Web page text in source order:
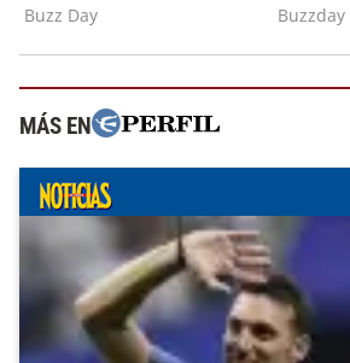
MÁS EN